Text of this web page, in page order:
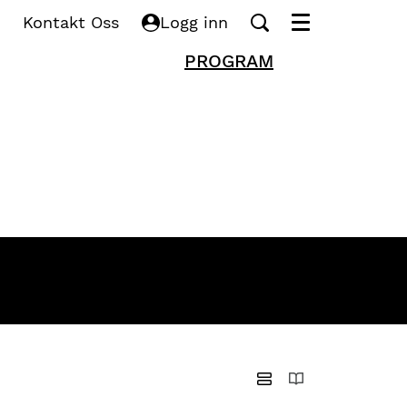
Kontakt Oss Logg inn
PROGRAM
Meny